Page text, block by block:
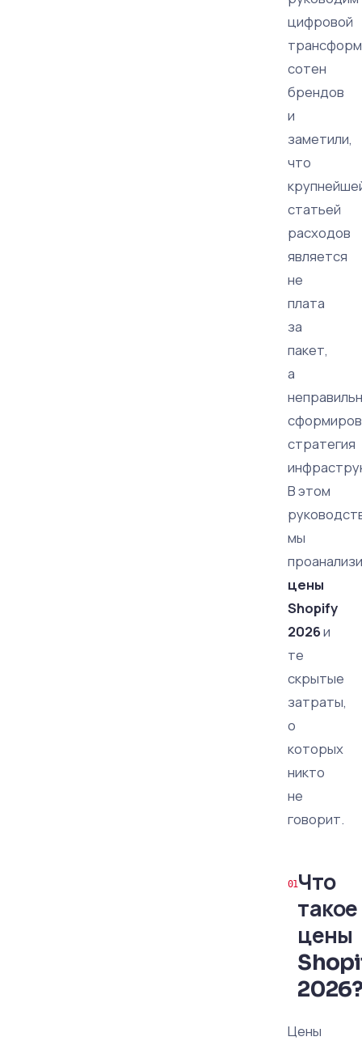
цифровой
сотен
брендов
и
заметили,
что
статьей
расходов
является
не
плата
за
пакет,
а
стратегия
В этом
мы
цены
Shopify
2026и
те
скрытые
затраты,
о
которых
никто
не
говорит.
Что
такое
цены
Цены